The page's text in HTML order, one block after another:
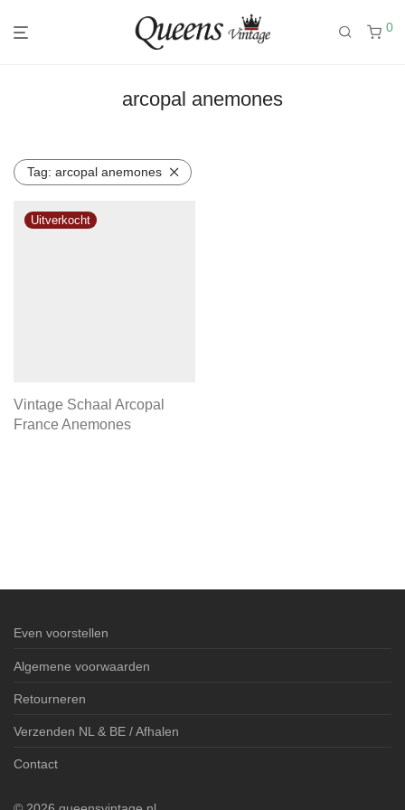
0
arcopal anemones
Tag: arcopal anemones
Vintage Schaal Arcopal
France Anemones
Even voorstellen
Algemene voorwaarden
Retourneren
Verzenden NL & BE / Afhalen
Contact